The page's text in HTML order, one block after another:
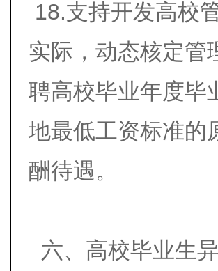
18.支持开发高校
实际，动态核定管
聘高校毕业年度毕
地最低工资标准的
酬待遇。
六、高校毕业生